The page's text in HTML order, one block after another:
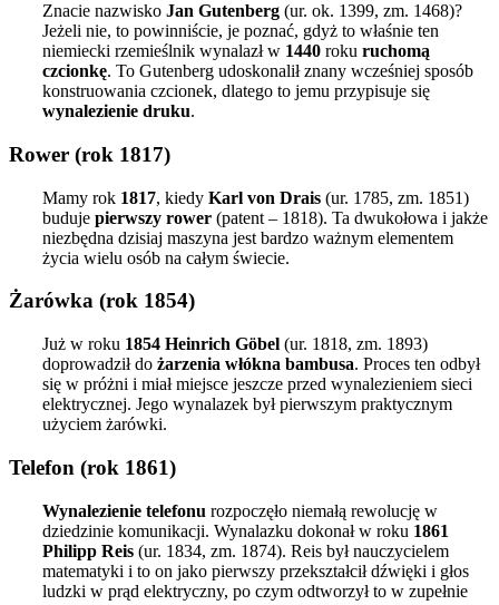
Znacie nazwisko Jan Gutenberg (ur. ok. 1399, zm. 1468)?
Jeżeli nie, to powinniście, je poznać, gdyż to właśnie ten
niemiecki rzemieślnik wynalazł w 1440 roku ruchomą
czcionkę. To Gutenberg udoskonalił znany wcześniej sposób
konstruowania czcionek, dlatego to jemu przypisuje się
wynalezienie druku.
Rower (rok 1817)
Mamy rok 1817, kiedy Karl von Drais (ur. 1785, zm. 1851)
buduje pierwszy rower (patent – 1818). Ta dwukołowa i jakże
niezbędna dzisiaj maszyna jest bardzo ważnym elementem
życia wielu osób na całym świecie.
Żarówka (rok 1854)
Już w roku 1854 Heinrich Göbel (ur. 1818, zm. 1893)
doprowadził do żarzenia włókna bambusa. Proces ten odbył
się w próżni i miał miejsce jeszcze przed wynalezieniem sieci
elektrycznej. Jego wynalazek był pierwszym praktycznym
użyciem żarówki.
Telefon (rok 1861)
Wynalezienie telefonu rozpoczęło niemałą rewolucję w
dziedzinie komunikacji. Wynalazku dokonał w roku 1861
Philipp Reis (ur. 1834, zm. 1874). Reis był nauczycielem
matematyki i to on jako pierwszy przekształcił dźwięki i głos
ludzki w prąd elektryczny, po czym odtworzył to w zupełnie